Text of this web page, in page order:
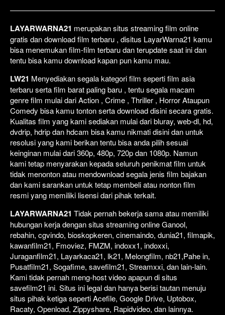
LAYARWARNA21 merupakan situs streaming film online
gratis dan download film terbaru , disitus LayarWarna21 kamu
bisa menemukan film-film terbaru dan terupdate saat ini dan
tentu bisa kamu download kapan pun kamu mau.
LW21 Menyediakan segala kategori film seperti film asia
terbaru serta film barat paling baru , tentu segala macam
genre film mulai dari Action , Crime , Thriller , Horror Ataupun
Comedy bisa kamu tonton serta download disini secara gratis.
Kualitas film yang kami sediakan mulai dari bluray, web-dl, hd,
dvdrip, hdrip dan hdcam bisa kamu nikmati disini dan untuk
resolusi yang kami berikan tentu bisa anda pilih sesuai
keinginan mulai dari 360p, 480p, 720p dan 1080p. Namun
kami tetap menyarakan kepada seluruh penikmat film untuk
tidak menonton atau mendownload segala jenis film bajakan
dan kami sarankan untuk tetap membeli atau nonton film
resmi yang memiliki lisensi dari pihak terkait.
LAYARWARNA21 Tidak pernah bekerja sama atau memiliki
hubungan kerja dengan situs streaming online Ganool,
rebahin, cgvindo, bioskopkeren, cinemaindo, dunia21, filmapik,
kawanfilm21, Fmoviez, FMZM, indoxx1, indoxxi,
Juraganfilm21, Layarkaca21, lk21, Melongfilm, nb21,Pahe in,
Pusatfilm21, Sogafime, savefilm21, Streamxxi, dan lain-lain.
Kami tidak pernah meng-host video apapun di situs
savefilm21 ini. Situs ini legal dan hanya berisi tautan menuju
situs pihak ketiga seperti Acefile, Google Drive, Uptobox,
Racaty, Openload, Zippyshare, Rapidvideo, dan lainnya.